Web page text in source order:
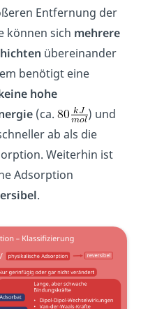
Entfernung der
können sich mehrere
übereinander
benötigt eine
hohe
(ca.
) und
ab als die
Weiterhin ist
Adsorption
.